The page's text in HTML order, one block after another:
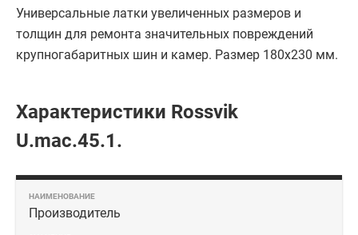
Универсальные латки увеличенных размеров и
толщин для ремонта значительных повреждений
крупногабаритных шин и камер. Размер 180х230 мм.
Характеристики Rossvik
U.mac.45.1.
Производитель